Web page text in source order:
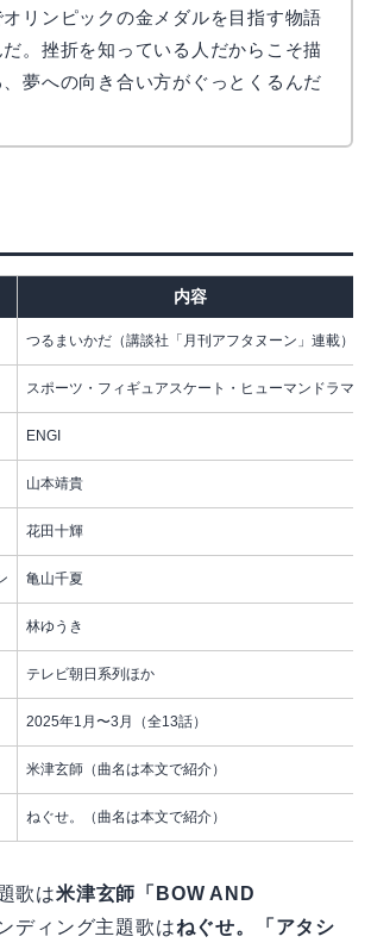
オリンピックの金メダルを目指す物語
だ。挫折を知っている人だからこそ描
、夢への向き合い方がぐっとくるんだ
内容
つるまいかだ（講談社「月刊アフタヌーン」連載）
スポーツ・フィギュアスケート・ヒューマンドラマ
ENGI
山本靖貴
花田十輝
亀山千夏
林ゆうき
テレビ朝日系列ほか
2025年1月〜3月（全13話）
米津玄師（曲名は本文で紹介）
ねぐせ。（曲名は本文で紹介）
歌は米津玄師「BOW AND
ディング主題歌はねぐせ。「アタシ